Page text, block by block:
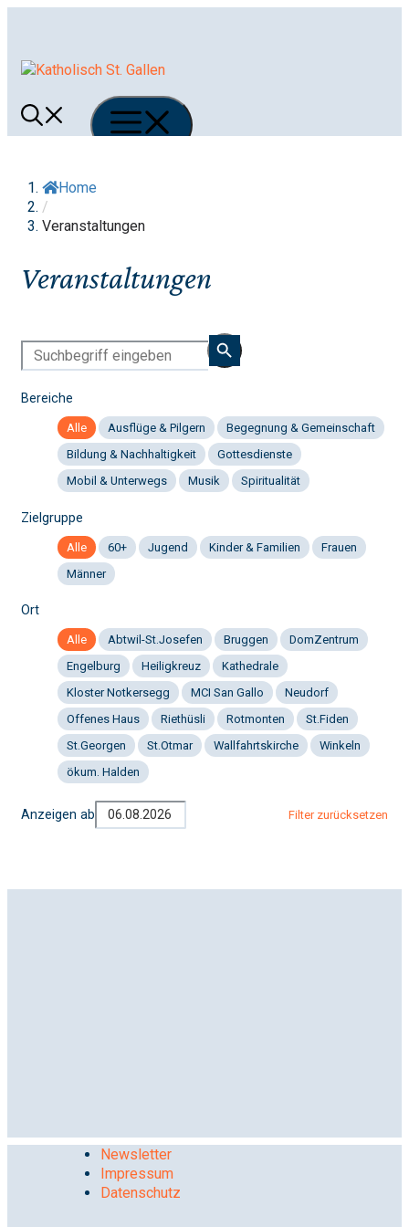
Menü
Home
/
Veranstaltungen
Veranstaltungen
Bereiche
Alle Ausflüge & Pilgern
Begegnung & Gemeinschaft
Bildung & Nachhaltigkeit
Gottesdienste
Mobil & Unterwegs
Musik Spiritualität
Zielgruppe
Alle 60+ Jugend Kinder & Familien
Frauen
Männer
Ort
Alle Abtwil-St.Josefen Bruggen
DomZentrum
Engelburg
Heiligkreuz
Kathedrale
Kloster Notkersegg
MCI San Gallo
Neudorf
Offenes Haus
Riethüsli Rotmonten
St.Fiden
St.Georgen
St.Otmar Wallfahrtskirche
Winkeln
ökum. Halden
Anzeigen ab Filter zurücksetzen
Newsletter
Impressum
Datenschutz